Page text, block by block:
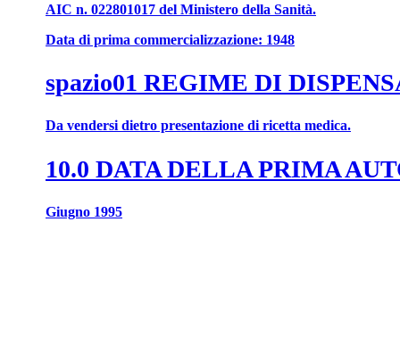
AIC n. 022801017 del Ministero della Sanità.
Data di prima commercializzazione: 1948
spazio01 REGIME DI
Da vendersi dietro presentazione di ricetta medica.
10.0 DATA DELLA PRIMA
Giugno 1995